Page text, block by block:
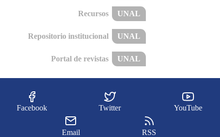
Recursos UNAL
Repositorio institucional UNAL
Portal de revistas UNAL
Facebook Twitter YouTube
Email RSS